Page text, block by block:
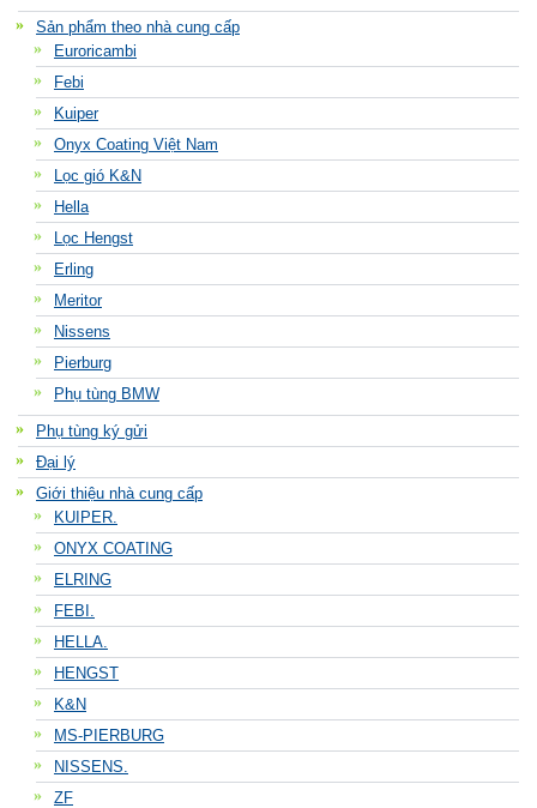
Sản phẩm theo nhà cung cấp
Euroricambi
Febi
Kuiper
Onyx Coating Việt Nam
Lọc gió K&N
Hella
Lọc Hengst
Erling
Meritor
Nissens
Pierburg
Phụ tùng BMW
Phụ tùng ký gửi
Đại lý
Giới thiệu nhà cung cấp
KUIPER.
ONYX COATING
ELRING
FEBI.
HELLA.
HENGST
K&N
MS-PIERBURG
NISSENS.
ZF